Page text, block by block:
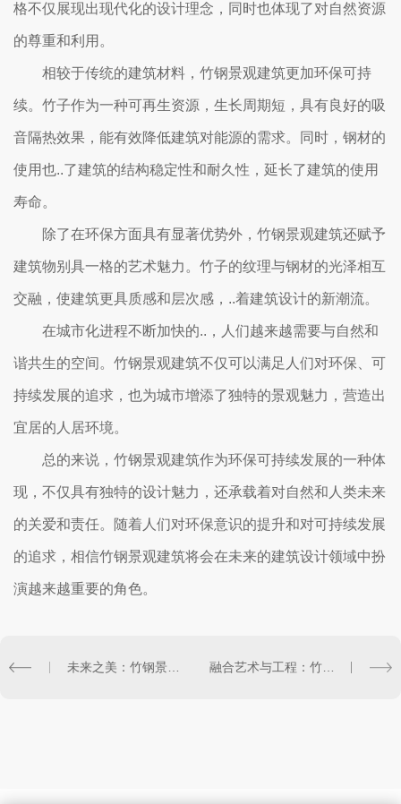
格不仅展现出现代化的设计理念，同时也体现了对自然资源
的尊重和利用。
相较于传统的建筑材料，竹钢景观建筑更加环保可持
续。竹子作为一种可再生资源，生长周期短，具有良好的吸
音隔热效果，能有效降低建筑对能源的需求。同时，钢材的
使用也..了建筑的结构稳定性和耐久性，延长了建筑的使用
寿命。
除了在环保方面具有显著优势外，竹钢景观建筑还赋予
建筑物别具一格的艺术魅力。竹子的纹理与钢材的光泽相互
交融，使建筑更具质感和层次感，..着建筑设计的新潮流。
在城市化进程不断加快的..，人们越来越需要与自然和
谐共生的空间。竹钢景观建筑不仅可以满足人们对环保、可
持续发展的追求，也为城市增添了独特的景观魅力，营造出
宜居的人居环境。
总的来说，竹钢景观建筑作为环保可持续发展的一种体
现，不仅具有独特的设计魅力，还承载着对自然和人类未来
的关爱和责任。随着人们对环保意识的提升和对可持续发展
的追求，相信竹钢景观建筑将会在未来的建筑设计领域中扮
演越来越重要的角色。